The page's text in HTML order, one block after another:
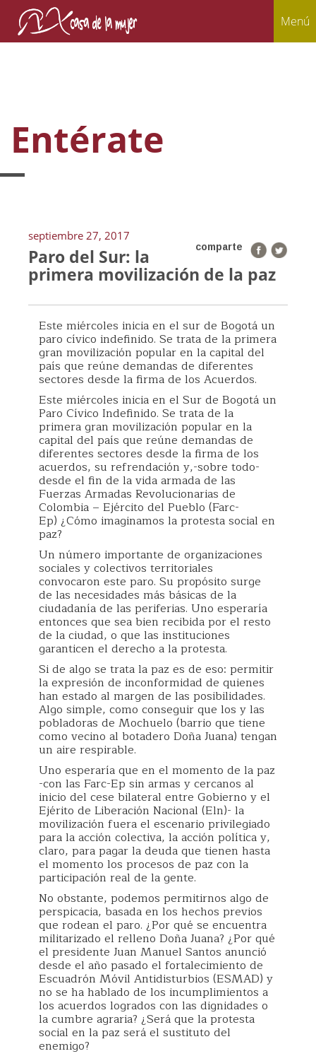
Menú
Entérate
septiembre 27, 2017
comparte
Paro del Sur: la
primera movilización de la paz
Este miércoles inicia en el sur de Bogotá un
paro cívico indefinido. Se trata de la primera
gran movilización popular en la capital del
país que reúne demandas de diferentes
sectores desde la firma de los Acuerdos.
Este miércoles inicia en el Sur de Bogotá un
Paro Cívico Indefinido. Se trata de la
primera gran movilización popular en la
capital del país que reúne demandas de
diferentes sectores desde la firma de los
acuerdos, su refrendación y,-sobre todo-
desde el fin de la vida armada de las
Fuerzas Armadas Revolucionarias de
Colombia – Ejército del Pueblo (Farc-
Ep) ¿Cómo imaginamos la protesta social en
paz?
Un número importante de organizaciones
sociales y colectivos territoriales
convocaron este paro. Su propósito surge
de las necesidades más básicas de la
ciudadanía de las periferias. Uno esperaría
entonces que sea bien recibida por el resto
de la ciudad, o que las instituciones
garanticen el derecho a la protesta.
Si de algo se trata la paz es de eso: permitir
la expresión de inconformidad de quienes
han estado al margen de las posibilidades.
Algo simple, como conseguir que los y las
pobladoras de Mochuelo (barrio que tiene
como vecino al botadero Doña Juana) tengan
un aire respirable.
Uno esperaría que en el momento de la paz
-con las Farc-Ep sin armas y cercanos al
inicio del cese bilateral entre Gobierno y el
Ejérito de Liberación Nacional (Eln)- la
movilización fuera el escenario privilegiado
para la acción colectiva, la acción política y,
claro, para pagar la deuda que tienen hasta
el momento los procesos de paz con la
participación real de la gente.
No obstante, podemos permitirnos algo de
perspicacia, basada en los hechos previos
que rodean el paro. ¿Por qué se encuentra
militarizado el relleno Doña Juana? ¿Por qué
el presidente Juan Manuel Santos anunció
desde el año pasado el fortalecimiento de
Escuadrón Móvil Antidisturbios (ESMAD) y
no se ha hablado de los incumplimientos a
los acuerdos logrados con las dignidades o
la cumbre agraria? ¿Será que la protesta
social en la paz será el sustituto del
enemigo?